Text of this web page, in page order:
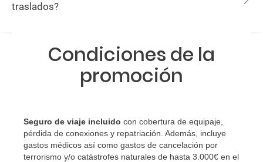
traslados?
Condiciones de la
promoción
Seguro de viaje incluido con cobertura de equipaje,
pérdida de conexiones y repatriación. Además, incluye
gastos médicos así como gastos de cancelación por
terrorismo y/o catástrofes naturales de hasta 3.000€ en el